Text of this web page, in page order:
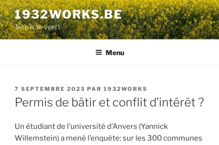
Aller
au
contenu
principal
1932WORKS.BE
Trop is te veel !
Menu
PUBLIÉ
LE
7 SEPTEMBRE 2023 PAR 1932WORKS
Permis de bâtir et conflit d’intérêt ?
Un étudiant de l’université d’Anvers (Yannick
Willemstein) a mené l’enquête: sur les 300 communes